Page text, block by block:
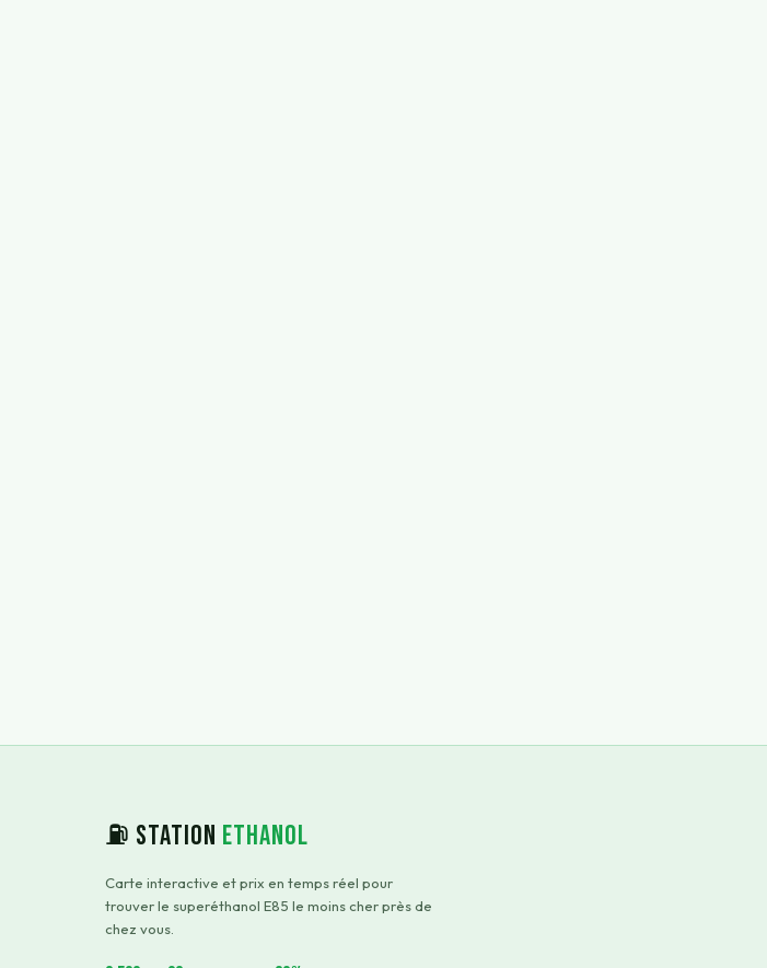
⛽ Station Ethanol
Carte interactive et prix en temps réel pour
trouver le superéthanol E85 le moins cher près de
chez vous.